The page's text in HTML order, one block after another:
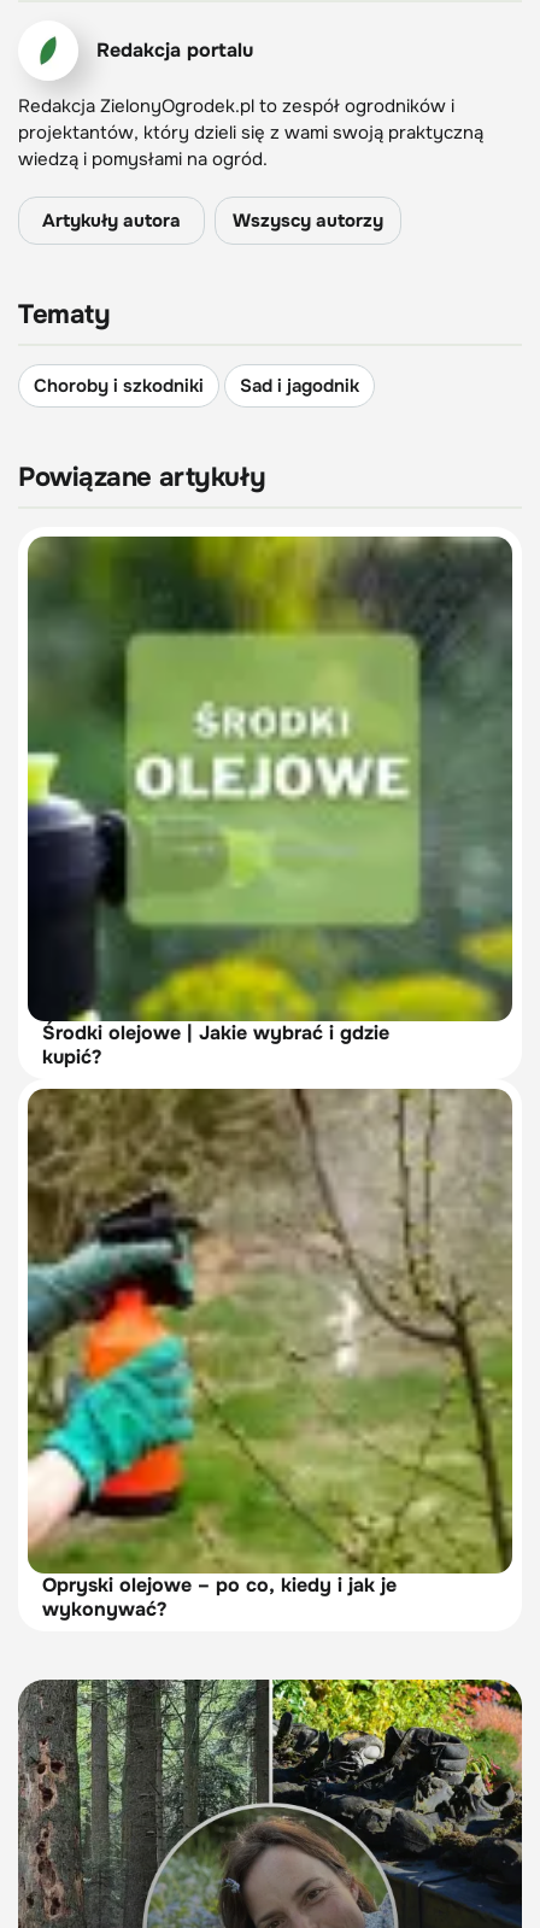
Redakcja portalu
Redakcja ZielonyOgrodek.pl to zespół ogrodników i
projektantów, który dzieli się z wami swoją praktyczną
wiedzą i pomysłami na ogród.
Artykuły autora Wszyscy autorzy
Tematy
Choroby i szkodniki Sad i jagodnik
Powiązane artykuły
Środki olejowe | Jakie wybrać i gdzie
kupić?
Opryski olejowe – po co, kiedy i jak je
wykonywać?